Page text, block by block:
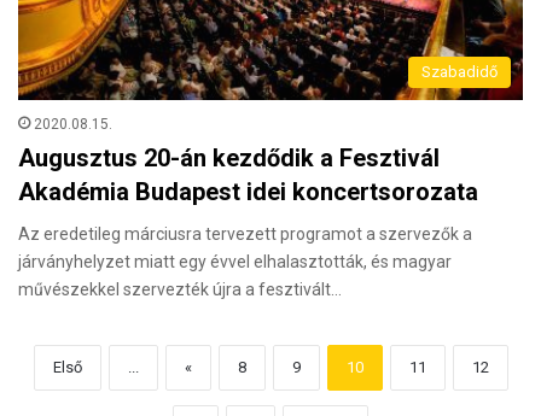
Szabadidő
2020.08.15.
Augusztus 20-án kezdődik a Fesztivál
Akadémia Budapest idei koncertsorozata
Az eredetileg márciusra tervezett programot a szervezők a
járványhelyzet miatt egy évvel elhalasztották, és magyar
művészekkel szervezték újra a fesztivált…
Első ... « 8 9 10 11 12